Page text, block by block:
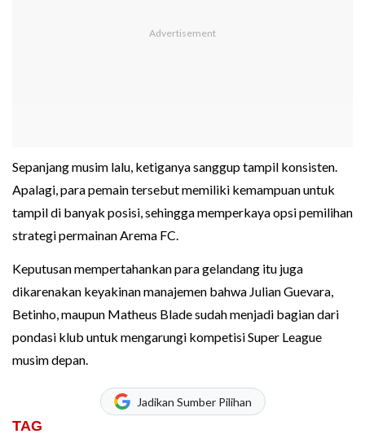
Sepanjang musim lalu, ketiganya sanggup tampil konsisten.
Apalagi, para pemain tersebut memiliki kemampuan untuk
tampil di banyak posisi, sehingga memperkaya opsi pemilihan
strategi permainan Arema FC.
Keputusan mempertahankan para gelandang itu juga
dikarenakan keyakinan manajemen bahwa Julian Guevara,
Betinho, maupun Matheus Blade sudah menjadi bagian dari
pondasi klub untuk mengarungi kompetisi Super League
musim depan.
Jadikan Sumber Pilihan
TAG